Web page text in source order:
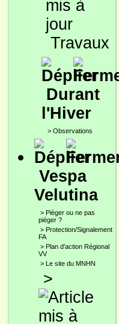
Travaux
Durant
l'Hiver
> Observations
Vespa
Velutina
> Pièger ou ne pas
piéger ?
> Protection/Signalement
FA
> Plan d'action Régional
VV
> Le site du MNHN
>